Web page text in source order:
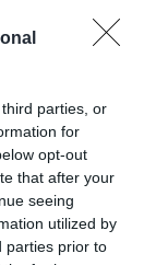
parties, or
for
opt-out
that after your
seeing
utilized by
parties prior to